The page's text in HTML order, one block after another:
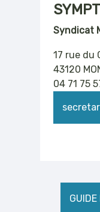
Syndicat
17 rue du
43120
04 71 75